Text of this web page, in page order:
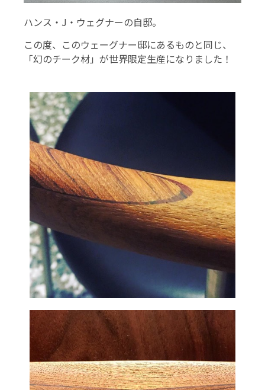
ハンス・J・ウェグナーの自邸。
この度、このウェーグナー邸にあるものと同じ、
「幻のチーク材」が世界限定生産になりました！